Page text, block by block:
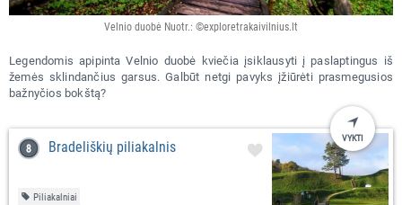
Velnio duobė Nuotr.: ©exploretrakaivilnius.lt
Legendomis apipinta Velnio duobė kviečia įsiklausyti į paslaptingus iš
žemės sklindančius garsus. Galbūt netgi pavyks įžiūrėti prasmegusios
bažnyčios bokštą?
Bradeliškių piliakalnis
Piliakalniai
VYKTI